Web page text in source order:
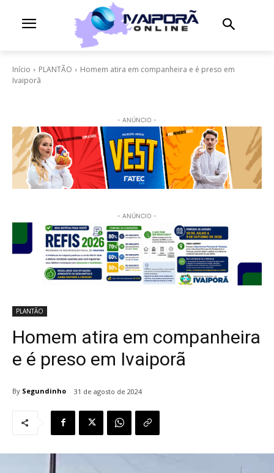
Início PLANTÃO
Homem atira em companheira e é preso em
Ivaiporã
- ANÚNCIO -
- ANÚNCIO -
PLANTÃO
Homem atira em companheira
e é preso em Ivaiporã
By Segundinho 31 de agosto de 2024